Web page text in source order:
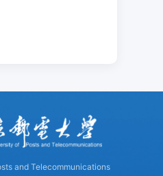
and Telecommunications